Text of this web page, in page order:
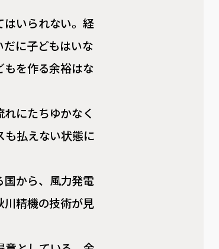
いられない。経
に子どもはいな
を作る余裕はな
にたちゆかなく
払えない状態に
から、風力発電
精機の技術が見